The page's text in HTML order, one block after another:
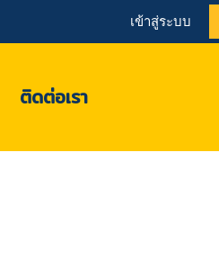
เข้าสู่ระบบ
ติดต่อเรา